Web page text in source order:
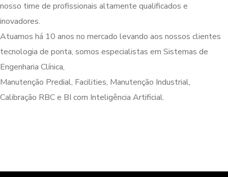
nosso time de profissionais altamente qualificados e
inovadores.
Atuamos há 10 anos no mercado levando aos nossos clientes
tecnologia de ponta, somos especialistas em Sistemas de
Engenharia Clínica,
Manutenção Predial, Facilities, Manutenção Industrial,
Calibração RBC e BI com Inteligência Artificial.